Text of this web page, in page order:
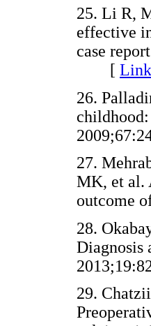
25. Li R,
effective
case
[
26.
27.
MK, et al.
outcome
28.
Diagnosis
29.